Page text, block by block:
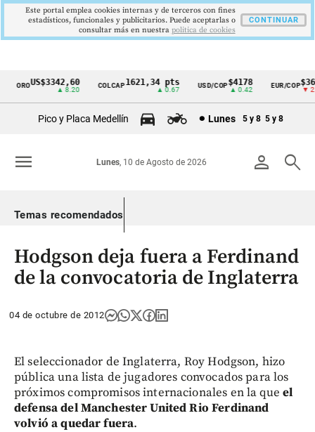
Cintillo
Colombia
OROUS$3342,60
▲ 8.20
COLCAP1621,34 pts
▲ 0.67
USD/COP$4178
▲ 0.42
EUR/COP
▼
Pico y Placa Medellín Lunes 5 y 8 5 y 8
person search
Lunes, 10 de Agosto de 2026
menu
Temas recomendados
Hodgson deja fuera a Ferdinand
de la convocatoria de Inglaterra
04 de octubre de 2012
El seleccionador de Inglaterra, Roy Hodgson, hizo
pública una lista de jugadores convocados para los
próximos compromisos internacionales en la queel
defensa del Manchester United Rio Ferdinand
volvió a quedar fuera.
Este portal emplea cookies internas y de terceros con fines
estadísticos, funcionales y publicitarios. Puede aceptarlas o
consultar más en nuestra politica de cookies
CONTINUAR